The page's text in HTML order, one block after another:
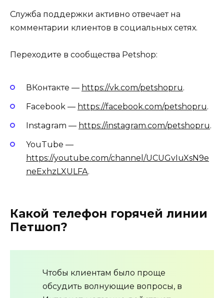
Служба поддержки активно отвечает на
комментарии клиентов в социальных сетях.
Переходите в сообщества Petshop:
ВКонтакте — https://vk.com/petshopru.
Facebook — https://facebook.com/petshopru.
Instagram — https://instagram.com/petshopru.
YouTube —
https://youtube.com/channel/UCUGvIuXsN9e
neExhzLXULFA.
Какой телефон горячей линии
Петшоп?
Чтобы клиентам было проще
обсудить волнующие вопросы, в